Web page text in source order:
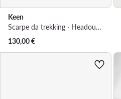
Keen
Scarpe da trekking · Headout Mid Wp 1028306 · Verde
130,00€